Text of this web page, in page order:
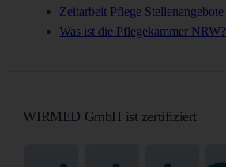
Zeitarbeit Pflege Stellenangebote
Was ist die Pflegekammer NRW?
WIRMED GmbH ist zertifiziert